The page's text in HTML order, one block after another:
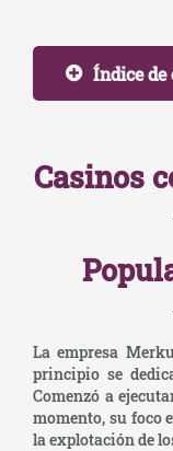
Índice de
Casinos
La empresa
principio se
Comenzó a
momento, su foco
la explotación de